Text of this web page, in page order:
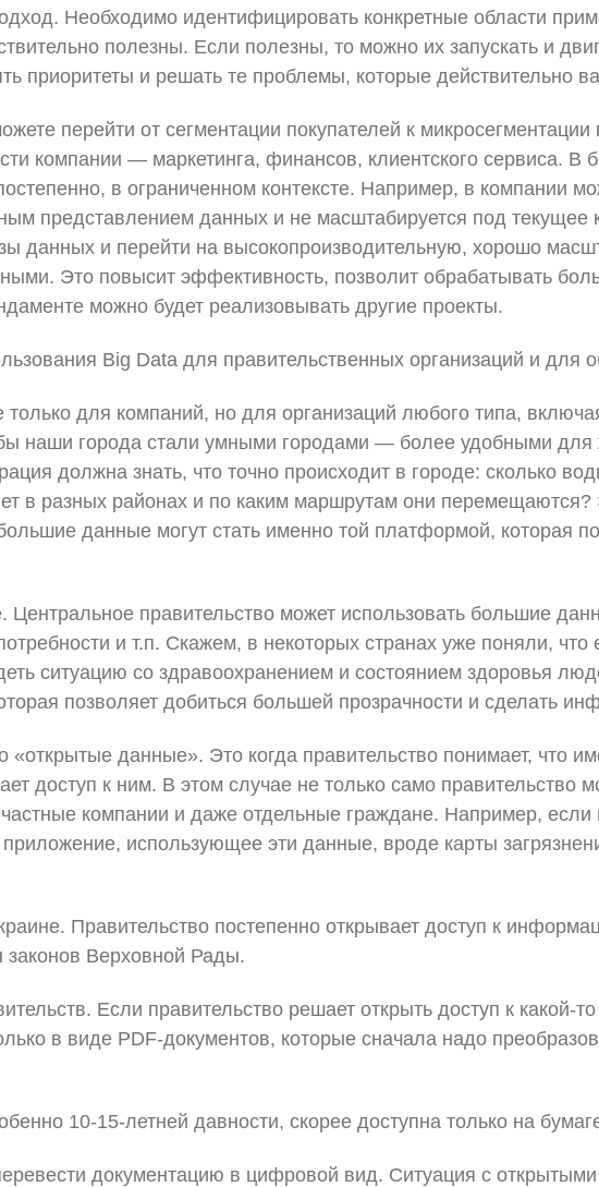
Необходимо идентифицировать конкретные области
полезны. Если полезны, то можно их запускать и
приоритеты и решать те проблемы, которые действительно
перейти от сегментации покупателей к микросегментации
компании — маркетинга, финансов, клиентского сервиса. В
в ограниченном контексте. Например, в компании
представлением данных и не масштабируется под текущее
данных и перейти на высокопроизводительную, хорошо
Это повысит эффективность, позволит обрабатывать
можно будет реализовывать другие проекты.
Big Data для правительственных организаций и для
для компаний, но для организаций любого типа,
наши города стали умными городами — более удобными
должна знать, что точно происходит в городе: сколько
в разных районах и по каким маршрутам они
данные могут стать именно той платформой, которая
правительство может использовать большие
и т.п. Скажем, в некоторых странах уже поняли,
ситуацию со здравоохранением и состоянием здоровья
позволяет добиться большей прозрачности и сделать
данные». Это когда правительство понимает, что
доступ к ним. В этом случае не только само правительство
компании и даже отдельные граждане. Например, если
использующее эти данные, вроде карты
Правительство постепенно открывает доступ к
Верховной Рады.
Если правительство решает открыть доступ к какой-
в виде PDF-документов, которые сначала надо
10-15-летней давности, скорее доступна только на
документацию в цифровой вид. Ситуация с